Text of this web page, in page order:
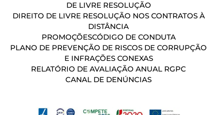
DE LIVRE RESOLUÇÃO
DIREITO DE LIVRE RESOLUÇÃO NOS CONTRATOS À
DISTÂNCIA
PROMOÇÕESCÓDIGO DE CONDUTA
PLANO DE PREVENÇÃO DE RISCOS DE CORRUPÇÃO
E INFRAÇÕES CONEXAS
RELATÓRIO DE AVALIAÇÃO ANUAL RGPC
CANAL DE DENÚNCIAS